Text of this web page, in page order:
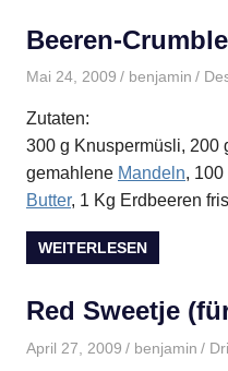
Beeren-
Mai 24, 2009 benjamin
Zutaten:
300 g Knuspermüsli, 200
gemahlene Mandeln,
Butter, 1 Kg Erdbeeren
WEITERLESEN
Red Sweetje
April 27, 2009 benjamin